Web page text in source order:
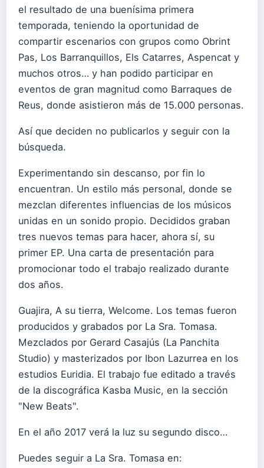
el resultado de una buenísima primera
temporada, teniendo la oportunidad de
compartir escenarios con grupos como Obrint
Pas, Los Barranquillos, Els Catarres, Aspencat y
muchos otros… y han podido participar en
eventos de gran magnitud como Barraques de
Reus, donde asistieron más de 15.000 personas.
Así que deciden no publicarlos y seguir con la
búsqueda.
Experimentando sin descanso, por fin lo
encuentran. Un estilo más personal, donde se
mezclan diferentes influencias de los músicos
unidas en un sonido propio. Decididos graban
tres nuevos temas para hacer, ahora sí, su
primer EP. Una carta de presentación para
promocionar todo el trabajo realizado durante
dos años.
Guajira, A su tierra, Welcome. Los temas fueron
producidos y grabados por La Sra. Tomasa.
Mezclados por Gerard Casajús (La Panchita
Studio) y masterizados por Ibon Lazurrea en los
estudios Euridia. El trabajo fue editado a través
de la discográfica Kasba Music, en la sección
"New Beats".
En el año 2017 verá la luz su segundo disco…
Puedes seguir a La Sra. Tomasa en: